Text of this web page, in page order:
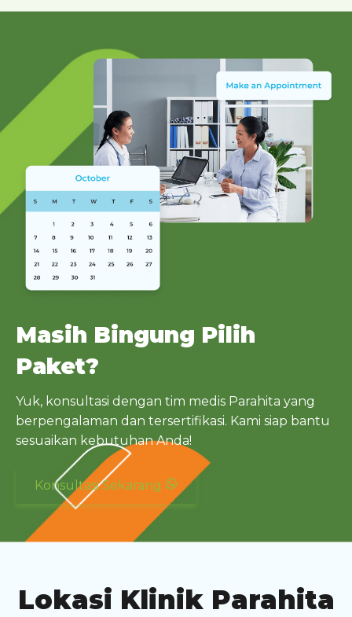
Masih Bingung Pilih
Paket?
Yuk, konsultasi dengan tim medis Parahita yang
berpengalaman dan tersertifikasi. Kami siap bantu
sesuaikan kebutuhan Anda!
Konsultasi Sekarang
Lokasi Klinik Parahita